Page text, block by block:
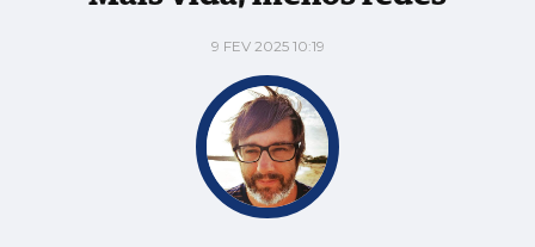
9 FEV 2025 10:19